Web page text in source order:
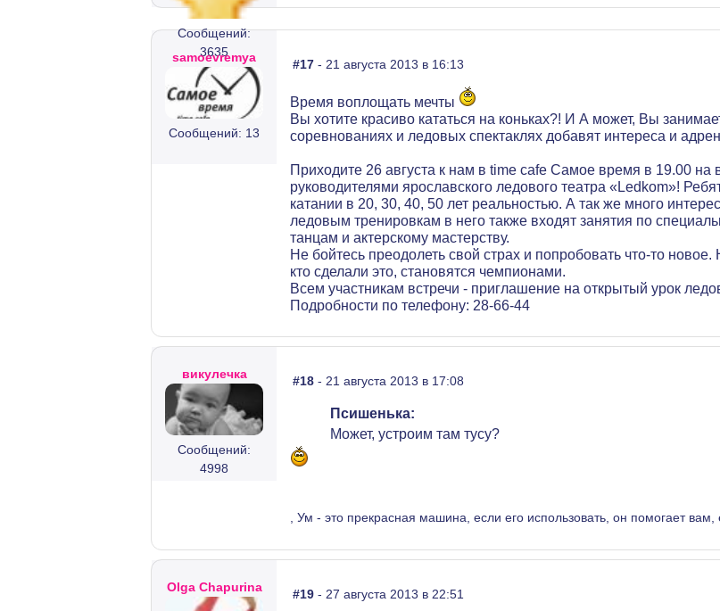
Сообщений:
3635
samoevremya
Сообщений: 13
#17 - 21 августа 2013 в 16:13
Время воплощать мечты
Вы хотите красиво кататься на коньках?! И А может, Вы
соревнованиях и ледовых спектаклях добавят интереса и
Приходите 26 августа к нам в time cafe Самое время в 19.00 на
руководителями ярославского ледового театра «Ledkom»!
катании в 20, 30, 40, 50 лет реальностью. А так же много
ледовым тренировкам в него также входят занятия по
танцам и актерскому мастерству.
Не бойтесь преодолеть свой страх и попробовать что-то
кто сделали это, становятся чемпионами.
Всем участникам встречи - приглашение на открытый урок
Подробности по телефону: 28-66-44
викулечка
Сообщений:
4998
#18 - 21 августа 2013 в 17:08
Псишенька:
Может, устроим там тусу?
, Ум - это прекрасная машина, если его использовать, он помогает вам,
Olga Chapurina #19 - 27 августа 2013 в 22:51